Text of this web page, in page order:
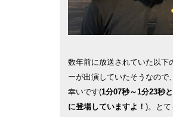
数年前に放送されていた以下
ーが出演していたそうなので
幸いです(1分07秒～1分23秒
に登場していますよ！ )。と